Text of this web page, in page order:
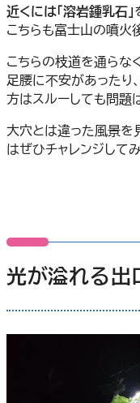
近くには「溶岩鍾乳石」
こちらも富士山の噴火
こちらの枝道を通らな
足腰に不安があったり
方はスルーしても問題
大穴とは違った風景を
はぜひチャレンジして
光が溢れる出